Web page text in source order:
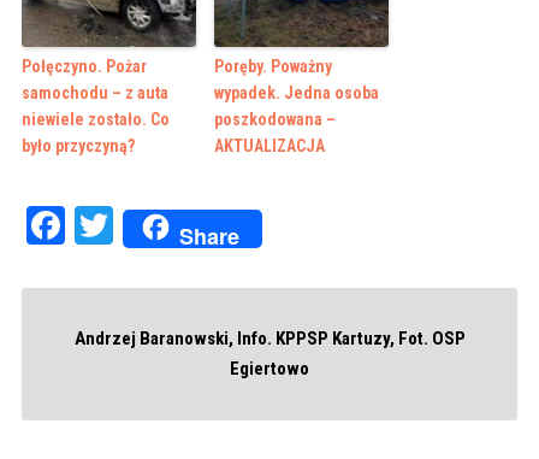
Połęczyno. Pożar
samochodu – z auta
niewiele zostało. Co
było przyczyną?
Poręby. Poważny
wypadek. Jedna osoba
poszkodowana –
AKTUALIZACJA
Facebook
Twitter
Share
Andrzej Baranowski, Info. KPPSP Kartuzy, Fot. OSP
Egiertowo